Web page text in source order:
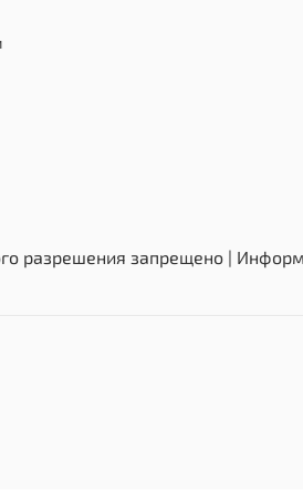
разрешения запрещено |